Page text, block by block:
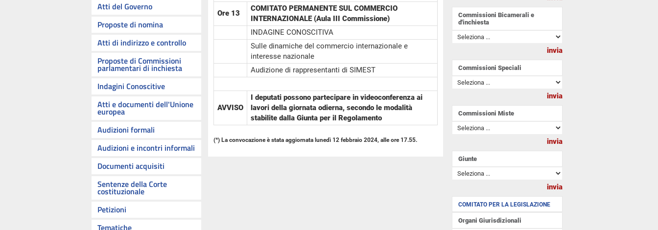
Atti del Governo
Proposte di nomina
Atti di indirizzo e controllo
Proposte di Commissioni
parlamentari di inchiesta
Indagini Conoscitive
Atti e documenti dell'Unione
europea
Audizioni formali
Audizioni e incontri informali
Documenti acquisiti
Sentenze della Corte
costituzionale
Petizioni
Tematiche
Ore 13
COMITATO PERMANENTE SUL COMMERCIO
INTERNAZIONALE (Aula III Commissione)
INDAGINE CONOSCITIVA
Sulle dinamiche del commercio internazionale e
interesse nazionale
Audizione di rappresentanti di SIMEST
AVVISO
I deputati possono partecipare in videoconferenza ai
lavori della giornata odierna, secondo le modalità
stabilite dalla Giunta per il Regolamento
(*) La convocazione è stata aggiornata lunedì 12 febbraio 2024, alle ore 17.55.
Commissioni Bicamerali e
d'inchiesta
Commissioni Speciali
Commissioni Miste
Giunte
COMITATO PER LA LEGISLAZIONE
Organi Giurisdizionali